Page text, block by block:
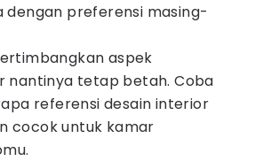
dengan preferensi masing-
aspek
nantinya tetap betah. Coba
referensi desain interior
cocok untuk kamar